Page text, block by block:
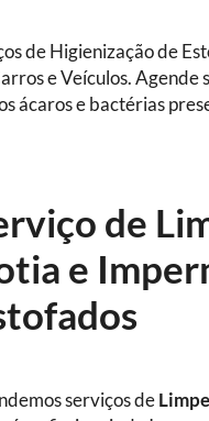
de Higienização de
e Veículos.
ácaros e bactérias
de
e
serviços de